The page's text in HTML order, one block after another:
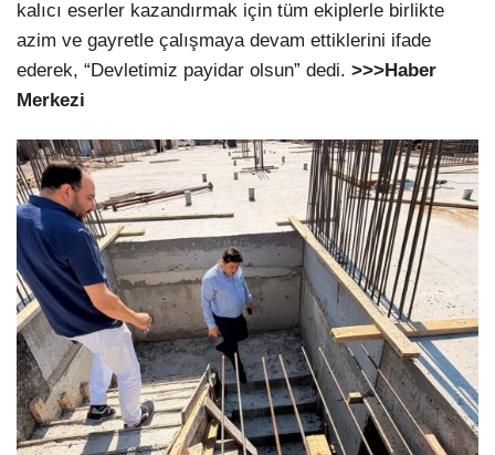
kalıcı eserler kazandırmak için tüm ekiplerle birlikte
azim ve gayretle çalışmaya devam ettiklerini ifade
ederek, “Devletimiz payidar olsun” dedi. >>>Haber
Merkezi